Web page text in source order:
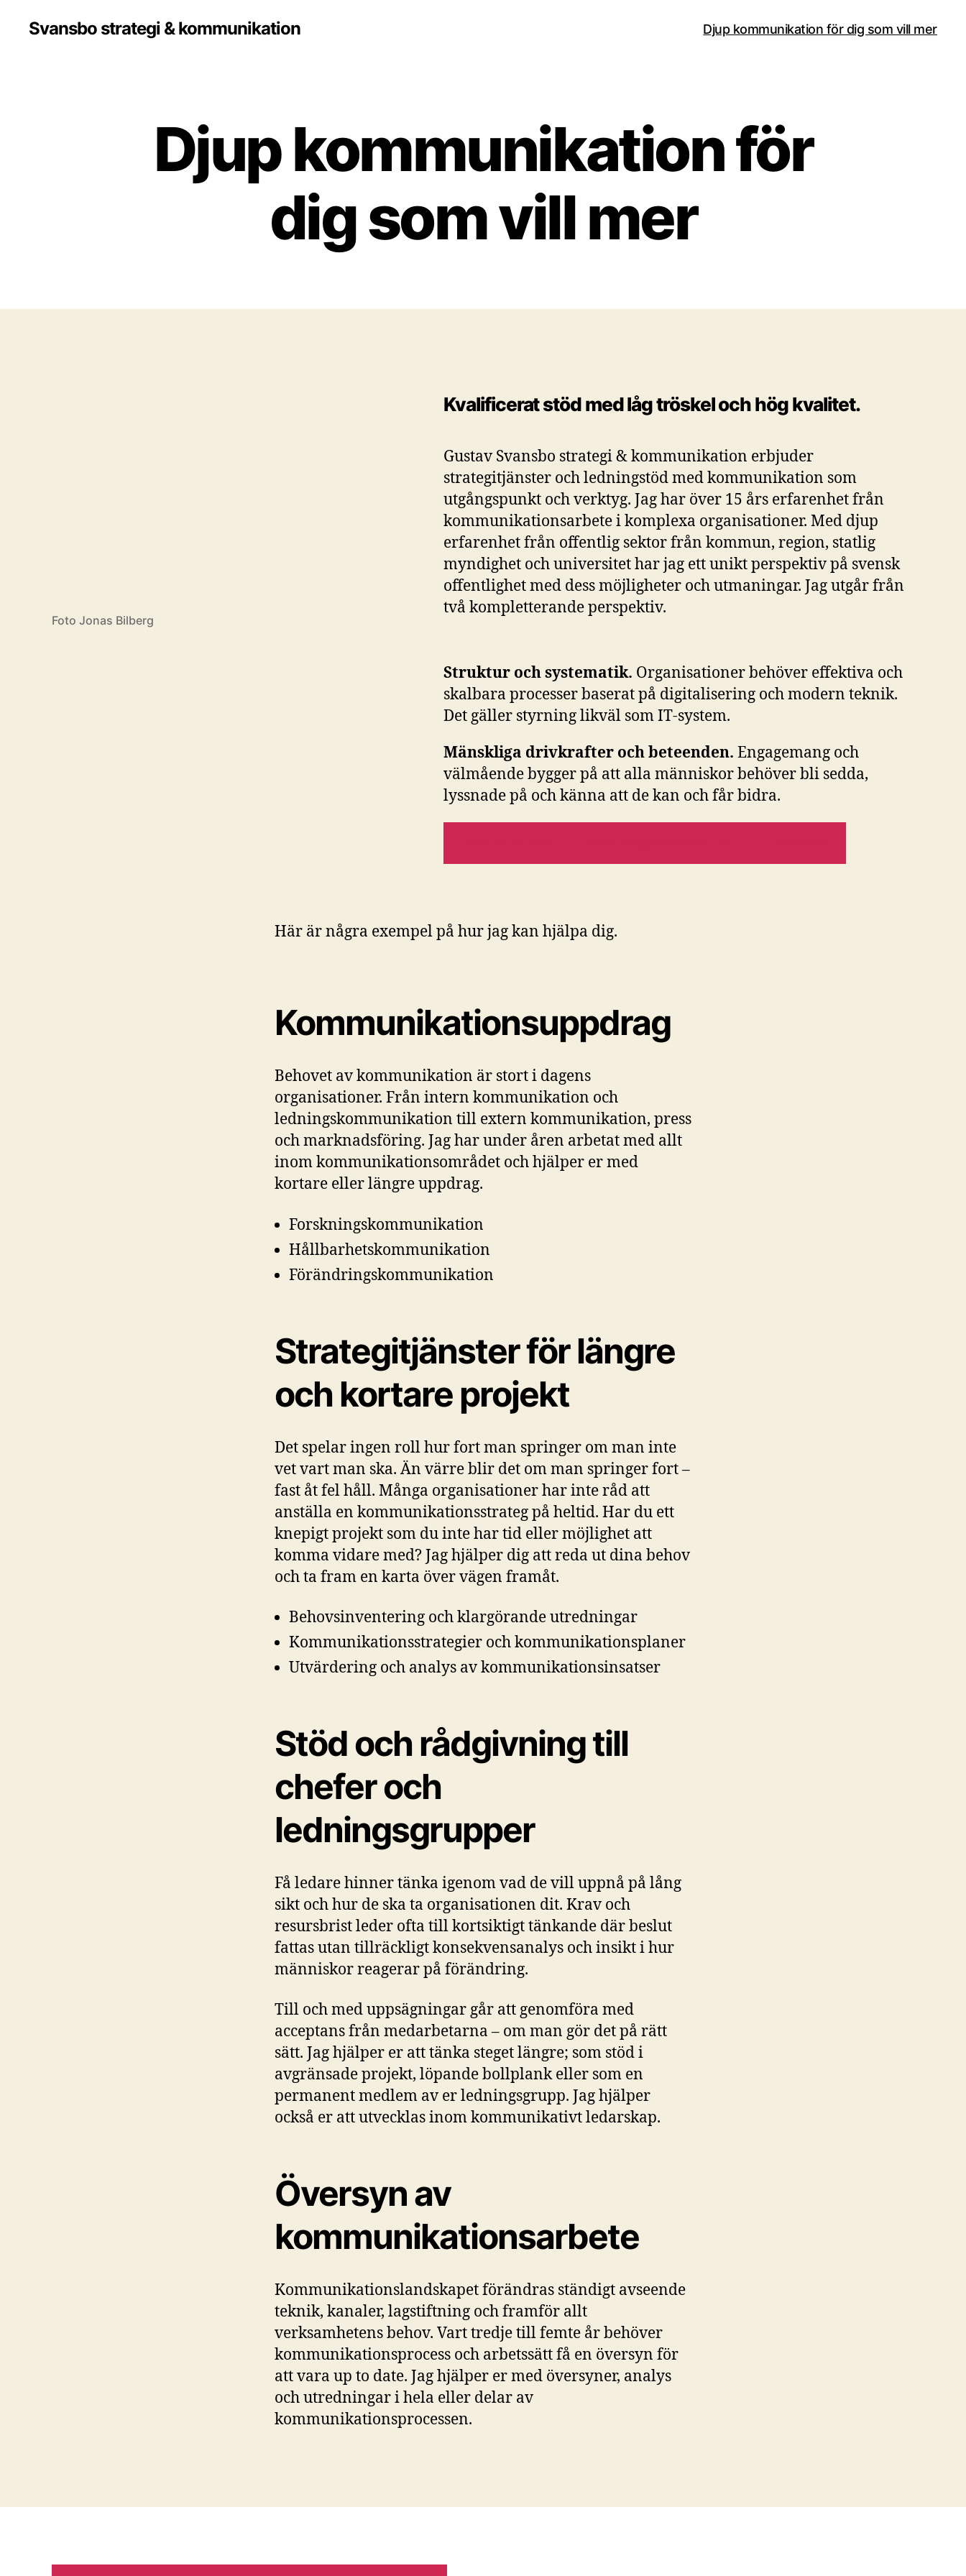
Svansbo strategi & kommunikation Djup kommunikation för dig som vill mer
Djup kommunikation för
dig som vill mer
Foto Jonas Bilberg
Kvalificerat stöd med låg tröskel och hög kvalitet.
Gustav Svansbo strategi & kommunikation erbjuder
strategitjänster och ledningstöd med kommunikation som
utgångspunkt och verktyg. Jag har över 15 års erfarenhet från
kommunikationsarbete i komplexa organisationer. Med djup
erfarenhet från offentlig sektor från kommun, region, statlig
myndighet och universitet har jag ett unikt perspektiv på svensk
offentlighet med dess möjligheter och utmaningar. Jag utgår från
två kompletterande perspektiv.
Struktur och systematik. Organisationer behöver effektiva och
skalbara processer baserat på digitalisering och modern teknik.
Det gäller styrning likväl som IT-system.
Mänskliga drivkrafter och beteenden.Engagemang och
välmående bygger på att alla människor behöver bli sedda,
lyssnade på och känna att de kan och får bidra.
Här är några exempel på hur jag kan hjälpa dig.
Kommunikationsuppdrag
Behovet av kommunikation är stort i dagens
organisationer. Från intern kommunikation och
ledningskommunikation till extern kommunikation, press
och marknadsföring. Jag har under åren arbetat med allt
inom kommunikationsområdet och hjälper er med
kortare eller längre uppdrag.
Forskningskommunikation
Hållbarhetskommunikation
Förändringskommunikation
Strategitjänster för längre
och kortare projekt
Det spelar ingen roll hur fort man springer om man inte
vet vart man ska. Än värre blir det om man springer fort –
fast åt fel håll. Många organisationer har inte råd att
anställa en kommunikationsstrateg på heltid. Har du ett
knepigt projekt som du inte har tid eller möjlighet att
komma vidare med? Jag hjälper dig att reda ut dina behov
och ta fram en karta över vägen framåt.
Behovsinventering och klargörande utredningar
Kommunikationsstrategier och kommunikationsplaner
Utvärdering och analys av kommunikationsinsatser
Stöd och rådgivning till
chefer och
ledningsgrupper
Få ledare hinner tänka igenom vad de vill uppnå på lång
sikt och hur de ska ta organisationen dit. Krav och
resursbrist leder ofta till kortsiktigt tänkande där beslut
fattas utan tillräckligt konsekvensanalys och insikt i hur
människor reagerar på förändring.
Till och med uppsägningar går att genomföra med
acceptans från medarbetarna – om man gör det på rätt
sätt. Jag hjälper er att tänka steget längre; som stöd i
avgränsade projekt, löpande bollplank eller som en
permanent medlem av er ledningsgrupp. Jag hjälper
också er att utvecklas inom kommunikativt ledarskap.
Översyn av
kommunikationsarbete
Kommunikationslandskapet förändras ständigt avseende
teknik, kanaler, lagstiftning och framför allt
verksamhetens behov. Vart tredje till femte år behöver
kommunikationsprocess och arbetssätt få en översyn för
att vara up to date. Jag hjälper er med översyner, analys
och utredningar i hela eller delar av
kommunikationsprocessen.